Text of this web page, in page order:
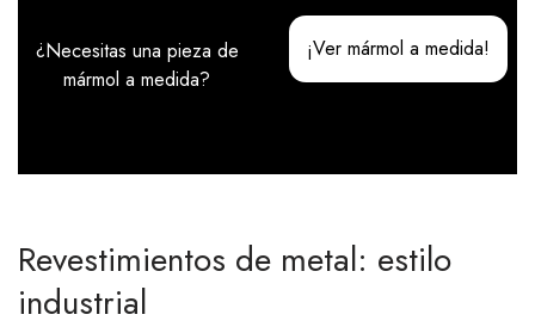
¿Necesitas una pieza de
mármol a medida?
¡Ver mármol a medida!
Revestimientos de metal: estilo
industrial